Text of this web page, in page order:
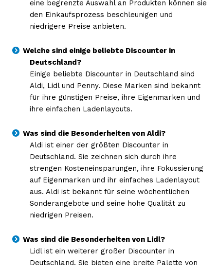
eine begrenzte Auswahl an Produkten können sie
den Einkaufsprozess beschleunigen und
niedrigere Preise anbieten.
Welche sind einige beliebte Discounter in
Deutschland?
Einige beliebte Discounter in Deutschland sind
Aldi, Lidl und Penny. Diese Marken sind bekannt
für ihre günstigen Preise, ihre Eigenmarken und
ihre einfachen Ladenlayouts.
Was sind die Besonderheiten von Aldi?
Aldi ist einer der größten Discounter in
Deutschland. Sie zeichnen sich durch ihre
strengen Kosteneinsparungen, ihre Fokussierung
auf Eigenmarken und ihr einfaches Ladenlayout
aus. Aldi ist bekannt für seine wöchentlichen
Sonderangebote und seine hohe Qualität zu
niedrigen Preisen.
Was sind die Besonderheiten von Lidl?
Lidl ist ein weiterer großer Discounter in
Deutschland. Sie bieten eine breite Palette von